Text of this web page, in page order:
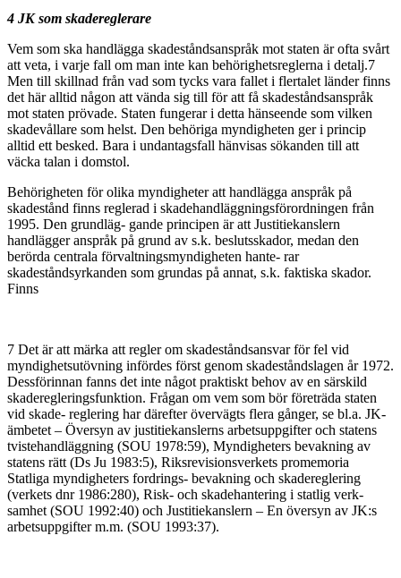
4 JK som skadereglerare
Vem som ska handlägga skadeståndsanspråk mot staten är ofta svårt
att veta, i varje fall om man inte kan behörighetsreglerna i detalj.7
Men till skillnad från vad som tycks vara fallet i flertalet länder finns
det här alltid någon att vända sig till för att få skadeståndsanspråk
mot staten prövade. Staten fungerar i detta hänseende som vilken
skadevållare som helst. Den behöriga myndigheten ger i princip
alltid ett besked. Bara i undantagsfall hänvisas sökanden till att
väcka talan i domstol.
Behörigheten för olika myndigheter att handlägga anspråk på
skadestånd finns reglerad i skadehandläggningsförordningen från
1995. Den grundläg- gande principen är att Justitiekanslern
handlägger anspråk på grund av s.k. beslutsskador, medan den
berörda centrala förvaltningsmyndigheten hante- rar
skadeståndsyrkanden som grundas på annat, s.k. faktiska skador.
Finns
7 Det är att märka att regler om skadeståndsansvar för fel vid
myndighetsutövning infördes först genom skadeståndslagen år 1972.
Dessförinnan fanns det inte något praktiskt behov av en särskild
skaderegleringsfunktion. Frågan om vem som bör företräda staten
vid skade- reglering har därefter övervägts flera gånger, se bl.a. JK-
ämbetet – Översyn av justitiekanslerns arbetsuppgifter och statens
tvistehandläggning (SOU 1978:59), Myndigheters bevakning av
statens rätt (Ds Ju 1983:5), Riksrevisionsverkets promemoria
Statliga myndigheters fordrings- bevakning och skadereglering
(verkets dnr 1986:280), Risk- och skadehantering i statlig verk-
samhet (SOU 1992:40) och Justitiekanslern – En översyn av JK:s
arbetsuppgifter m.m. (SOU 1993:37).